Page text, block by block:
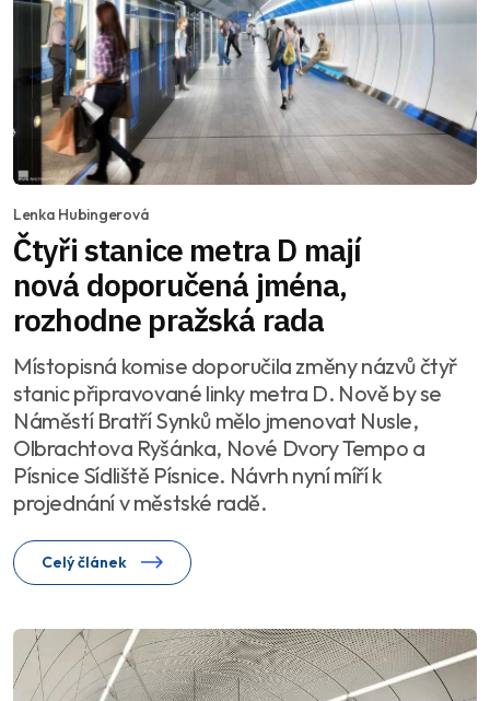
Lenka Hubingerová
Čtyři stanice metra D mají
nová doporučená jména,
rozhodne pražská rada
Místopisná komise doporučila změny názvů čtyř
stanic připravované linky metra D. Nově by se
Náměstí Bratří Synků mělo jmenovat Nusle,
Olbrachtova Ryšánka, Nové Dvory Tempo a
Písnice Sídliště Písnice. Návrh nyní míří k
projednání v městské radě.
Celý článek